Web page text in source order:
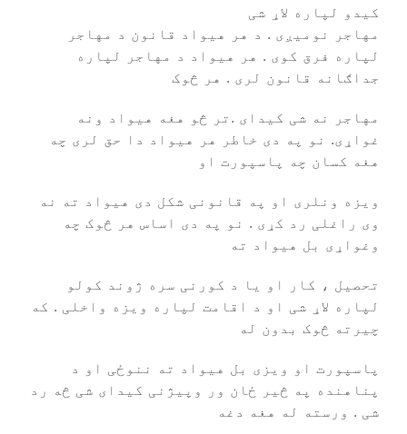
کیدو لپاره لاړ شی
مهاجر نومیږی . د هر هیواد قانون د مهاجر
لپاره فرق کوی . هر هیواد د مهاجر لپاره
جداګانه قانون لری . هر څوک
مهاجر نه شی کیدای .تر څو هغه هیواد ونه
غواړی. نو په دی خاطر هر هیواد دا حق لری چه
هغه کسان چه پاسپورت او
ویزه ونلری او په قانونی شکل دی هیواد ته نه
وی راغلی رد کړی . نو په دی اساس هر څوک چه
وغواړی بل هیواد ته
تحصیل ، کار او یا د کورنی سره ژوند کولو
لپاره لاړ شی او د اقامت لپاره ویزه واخلی . که
چیرته څوک بدون له
پاسپورت او ویزی بل هیواد ته ننوځی او د
پناهنده په څیر ځان ور وپیژنی کیدای شی څه رد
شی . ورسته له هغه دغه